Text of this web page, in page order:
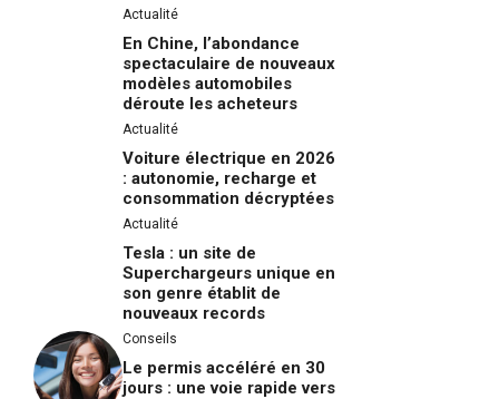
Actualité
En Chine, l’abondance
spectaculaire de nouveaux
modèles automobiles
déroute les acheteurs
Actualité
Voiture électrique en 2026
: autonomie, recharge et
consommation décryptées
Actualité
Tesla : un site de
Superchargeurs unique en
son genre établit de
nouveaux records
Conseils
Le permis accéléré en 30
jours : une voie rapide vers